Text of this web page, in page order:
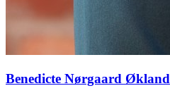
Benedicte Nørgaard Økland